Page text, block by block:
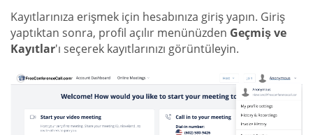
Kayıtlarınıza erişmek için hesabınıza giriş yapın. Giriş
yaptıktan sonra, profil açılır menünüzden Geçmiş ve
Kayıtlar'ı seçerek kayıtlarınızı görüntüleyin.